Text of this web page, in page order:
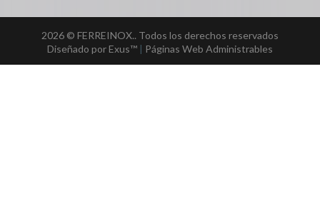
2026 © FERREINOX.. Todos los derechos reservados
Diseñado por Exus™ | Páginas Web Administrables